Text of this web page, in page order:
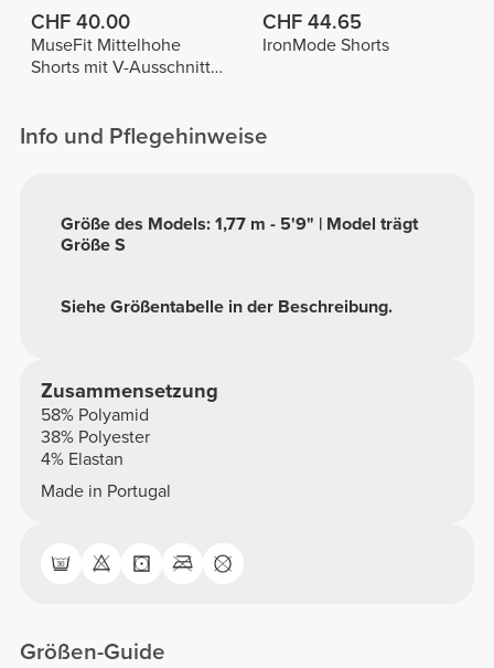
CHF 40.00
MuseFit Mittelhohe
Shorts mit V-Ausschnitt
CHF 44.65
IronMode Shorts
Info und Pflegehinweise
Siehe Größentabelle in der Beschreibung.
Größe des Models: 1,77 m - 5'9" | Model trägt
Größe S
Zusammensetzung
58% Polyamid
38% Polyester
4% Elastan
Made in Portugal
Größen-Guide